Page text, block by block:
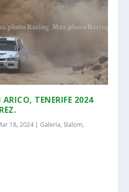
TENERIFE 2024
18, 2024| Galería, Slalom,